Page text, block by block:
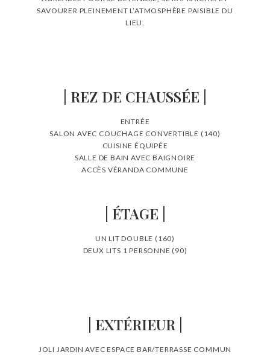
SAVOURER PLEINEMENT L’ATMOSPHÈRE PAISIBLE DU
LIEU.
| REZ DE CHAUSSÉE |
ENTRÉE
SALON AVEC COUCHAGE CONVERTIBLE (140)
CUISINE ÉQUIPÉE
SALLE DE BAIN AVEC BAIGNOIRE
ACCÈS VÉRANDA COMMUNE
| ÉTAGE |
UN LIT DOUBLE (160)
DEUX LITS 1 PERSONNE (90)
| EXTÉRIEUR |
JOLI JARDIN AVEC ESPACE BAR/TERRASSE COMMUN